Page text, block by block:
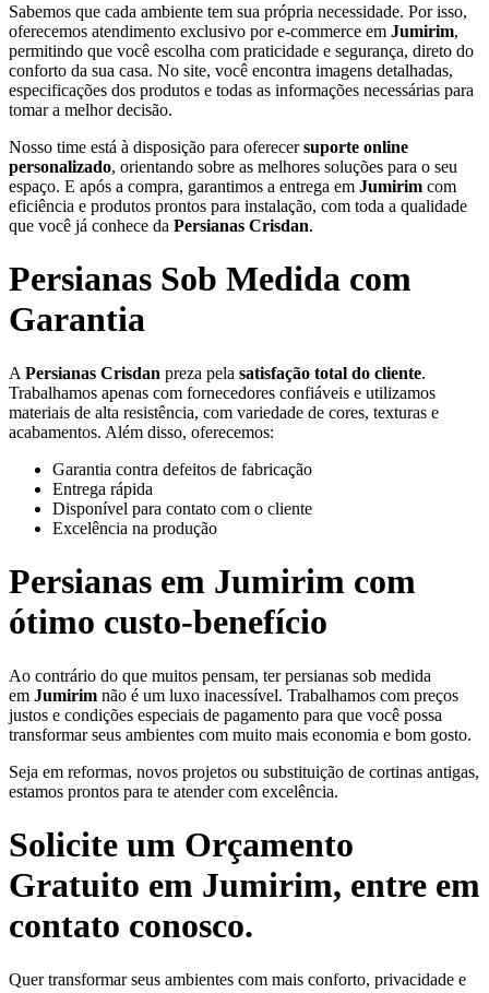
Sabemos que cada ambiente tem sua própria necessidade. Por isso,
oferecemos atendimento exclusivo por e-commerce em Jumirim,
permitindo que você escolha com praticidade e segurança, direto do
conforto da sua casa. No site, você encontra imagens detalhadas,
especificações dos produtos e todas as informações necessárias para
tomar a melhor decisão.
Nosso time está à disposição para oferecersuporte online
personalizado, orientando sobre as melhores soluções para o seu
espaço. E após a compra, garantimos a entrega em Jumirim com
eficiência e produtos prontos para instalação, com toda a qualidade
que você já conhece da Persianas Crisdan.
Persianas Sob Medida com
Garantia
A Persianas Crisdan preza pela satisfação total do cliente.
Trabalhamos apenas com fornecedores confiáveis e utilizamos
materiais de alta resistência, com variedade de cores, texturas e
acabamentos. Além disso, oferecemos:
Garantia contra defeitos de fabricação
Entrega rápida
Disponível para contato com o cliente
Excelência na produção
Persianas em Jumirim com
ótimo custo-benefício
Ao contrário do que muitos pensam, ter persianas sob medida
em Jumirim não é um luxo inacessível. Trabalhamos com preços
justos e condições especiais de pagamento para que você possa
transformar seus ambientes com muito mais economia e bom gosto.
Seja em reformas, novos projetos ou substituição de cortinas antigas,
estamos prontos para te atender com excelência.
Solicite um Orçamento
Gratuito em Jumirim, entre em
contato conosco.
Quer transformar seus ambientes com mais conforto, privacidade e